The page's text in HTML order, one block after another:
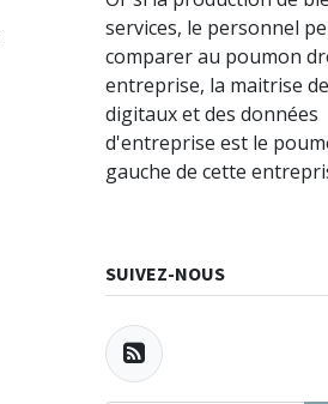
services, le personnel
comparer au poumon
entreprise, la maitrise
digitaux et des données
d'entreprise est le
gauche de cette
SUIVEZ-NOUS